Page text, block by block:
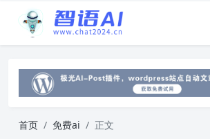
首页 免费ai 正文